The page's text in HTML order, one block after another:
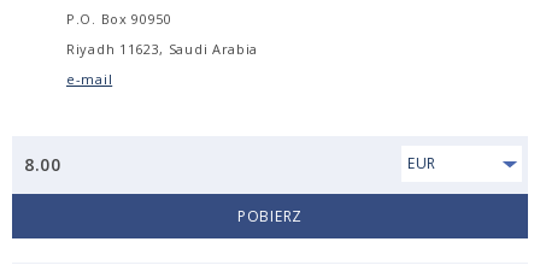
P.O. Box 90950
Riyadh 11623, Saudi Arabia
e-mail
8.00 EUR
POBIERZ